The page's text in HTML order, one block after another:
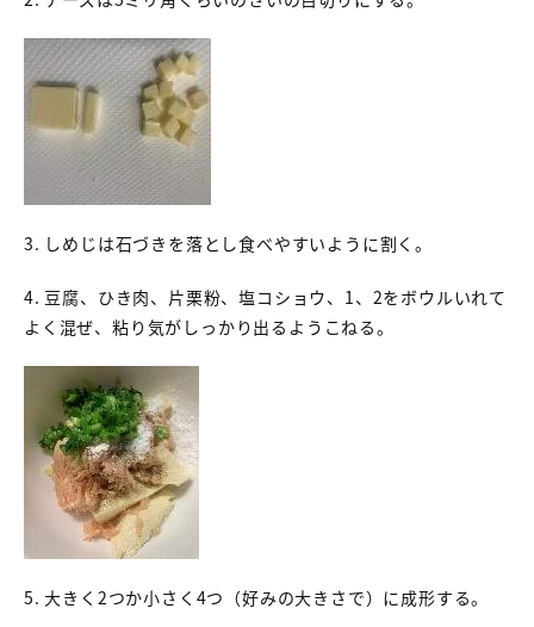
3. しめじは石づきを落とし食べやすいように割く。
4. 豆腐、ひき肉、片栗粉、塩コショウ、1、2をボウルいれて
よく混ぜ、粘り気がしっかり出るようこねる。
5. 大きく2つか小さく4つ（好みの大きさで）に成形する。